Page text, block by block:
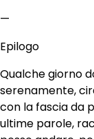
—
Epilogo
Qualche giorno
serenamente,
con la fascia da
ultime parole,